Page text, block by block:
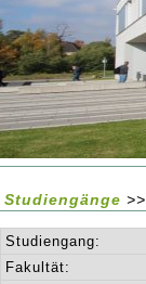
Studiengänge >>
Studiengang:
Fakultät: